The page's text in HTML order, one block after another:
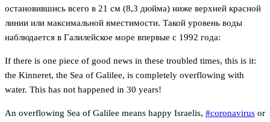
остановившись всего в 21 см (8,3 дюйма) ниже верхней красной
линии или максимальной вместимости. Такой уровень воды
наблюдается в Галилейское море впервые с 1992 года:
If there is one piece of good news in these troubled times, this is it:
the Kinneret, the Sea of Galilee, is completely overflowing with
water. This has not happened in 30 years!
An overflowing Sea of Galilee means happy Israelis, #coronavirus or